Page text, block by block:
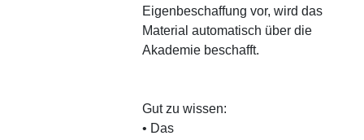
Eigenbeschaffung vor, wird das
Material automatisch über die
Akademie beschafft.
Gut zu wissen:
• Das